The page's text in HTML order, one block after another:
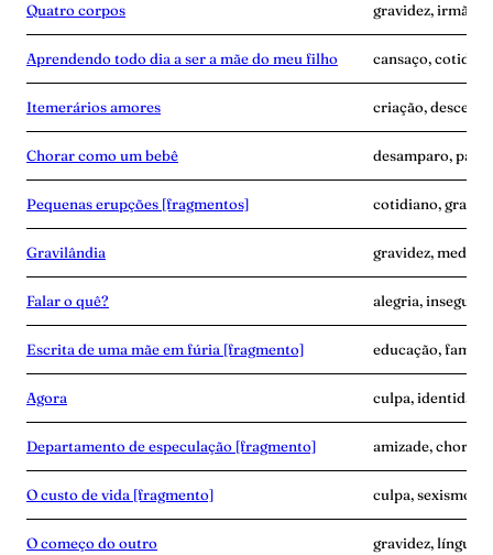
Quatro corpos gravidez,
Aprendendo todo dia a ser a mãe do meu filho cansaço,
Itemerários amores criação,
Chorar como um bebê desamparo,
Pequenas erupções [fragmentos] cotidiano,
Gravilândia gravidez, medo,
Falar o quê? alegria,
Escrita de uma mãe em fúria [fragmento] educação,
Agora culpa, identidade
Departamento de especulação [fragmento] amizade, choro,
O custo de vida [fragmento] culpa, sexismo,
O começo do outro gravidez,